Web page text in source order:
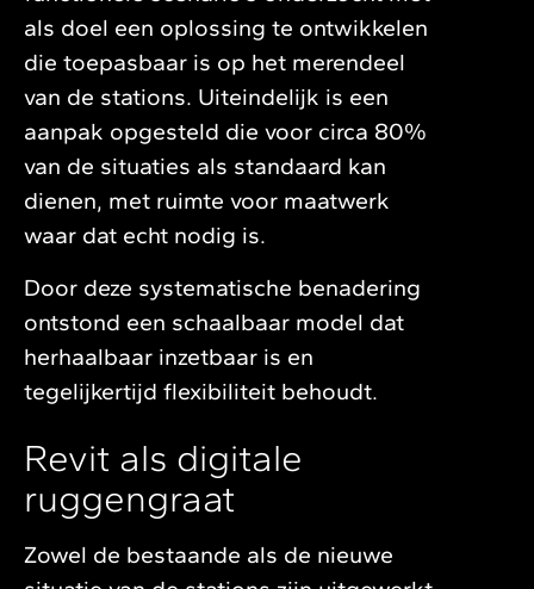
als doel een oplossing te ontwikkelen
die toepasbaar is op het merendeel
van de stations. Uiteindelijk is een
aanpak opgesteld die voor circa 80%
van de situaties als standaard kan
dienen, met ruimte voor maatwerk
waar dat echt nodig is.
Door deze systematische benadering
ontstond een schaalbaar model dat
herhaalbaar inzetbaar is en
tegelijkertijd flexibiliteit behoudt.
Revit als digitale
ruggengraat
Zowel de bestaande als de nieuwe